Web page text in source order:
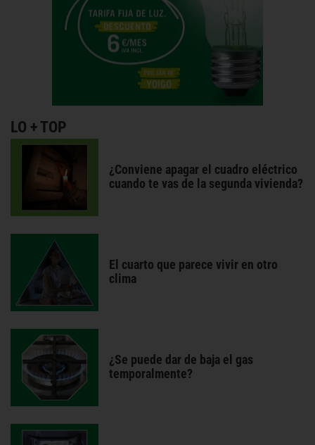
LO + TOP
¿Conviene apagar el cuadro eléctrico
cuando te vas de la segunda vivienda?
El cuarto que parece vivir en otro
clima
¿Se puede dar de baja el gas
temporalmente?